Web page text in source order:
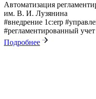
Автоматизация
им. В. И. Лузянина
#внедрение 1с:erp
#регламентированный учет
Подробнее